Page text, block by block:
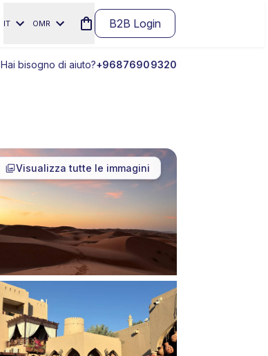
IT OMR B2B Login
Hai bisogno di aiuto?+96876909320
Visualizza tutte le immagini